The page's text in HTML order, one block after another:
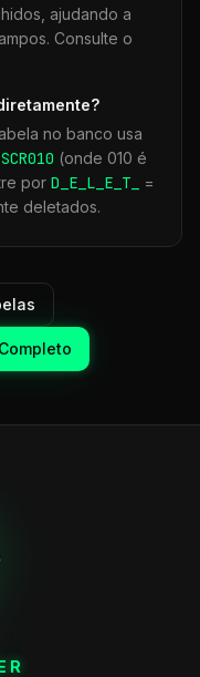
ajudando a
Consulte o
no banco usa
SCR010 (onde 010 é
por D_E_L_E_T_
=
deletados.